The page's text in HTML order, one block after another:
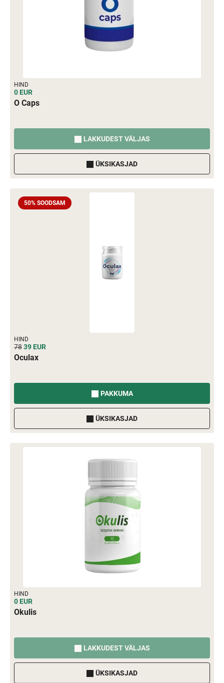
HIND
0 EUR
O Caps
LAKKUDEST VÄLJAS
ÜKSIKASJAD
50% SOODSAM
HIND
7839EUR
Oculax
PAKKUMA
ÜKSIKASJAD
HIND
0 EUR
Okulis
LAKKUDEST VÄLJAS
ÜKSIKASJAD